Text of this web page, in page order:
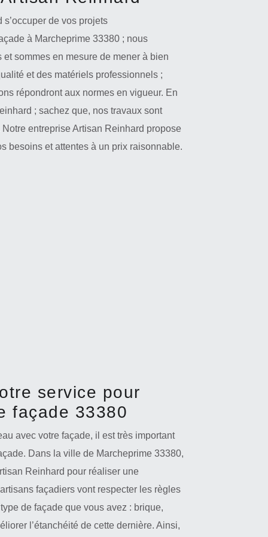
de vos projets
à Marcheprime 33380 ; nous
sommes en mesure de mener à bien
et des matériels professionnels ;
répondront aux normes en vigueur. En
; sachez que, nos travaux sont
entreprise Artisan Reinhard propose
besoins et attentes à un prix raisonnable.
service pour
façade 33380
avec votre façade, il est très important
Dans la ville de Marcheprime 33380,
Reinhard pour réaliser une
façadiers vont respecter les règles
de façade que vous avez : brique,
l’étanchéité de cette dernière. Ainsi,